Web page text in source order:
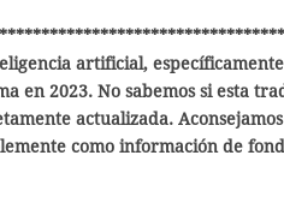
artificial,
en 2023. No sabemos si esta
actualizada.
como información de